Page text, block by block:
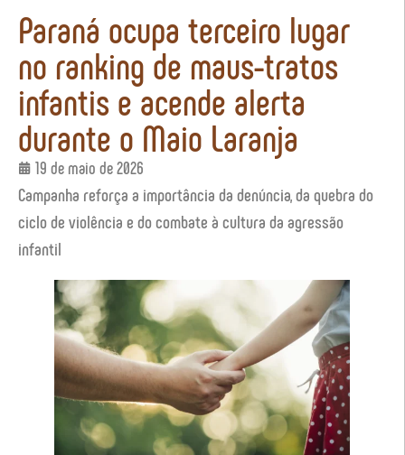
Paraná ocupa terceiro lugar
no ranking de maus-tratos
infantis e acende alerta
durante o Maio Laranja
19 de maio de 2026
Campanha reforça a importância da denúncia, da quebra do
ciclo de violência e do combate à cultura da agressão
infantil